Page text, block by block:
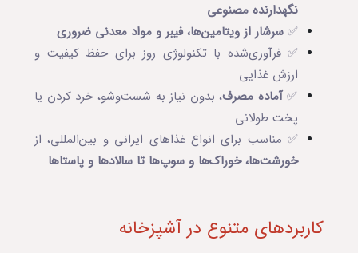
نگهدارنده مصنوعی
✅ سرشار از ویتامین‌ها، فیبر و مواد معدنی ضروری
✅ فرآوری‌شده با تکنولوژی روز برای حفظ کیفیت و
ارزش غذایی
✅آماده مصرف، بدون نیاز به شست‌وشو، خرد کردن یا
پخت طولانی
✅ مناسب برای انواع غذاهای ایرانی و بین‌المللی، از
خورشت‌ها، خوراک‌ها و سوپ‌ها تا سالادها و پاستاها
کاربردهای متنوع در آشپزخانه